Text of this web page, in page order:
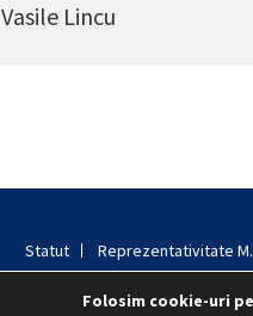
Vasile Lincu
Statut Reprezentativitate
Folosim cookie-uri